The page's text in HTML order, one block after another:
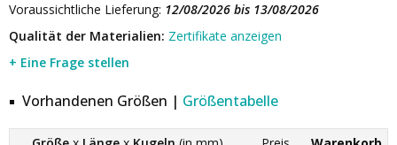
Voraussichtliche Lieferung: 12/08/2026 bis 13/08/2026
Qualität der Materialien: Zertifikate anzeigen
+ Eine Frage stellen
Vorhandenen Größen | Größentabelle